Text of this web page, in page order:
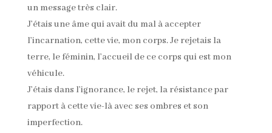
un message très clair.
J’étais une âme qui avait du mal à accepter
l’incarnation, cette vie, mon corps. Je rejetais la
terre, le féminin, l’accueil de ce corps qui est mon
véhicule.
J’étais dans l’ignorance, le rejet, la résistance par
rapport à cette vie-là avec ses ombres et son
imperfection.